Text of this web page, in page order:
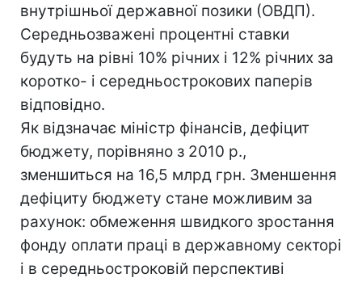
внутрішньої державної позики (ОВДП).
Середньозважені процентні ставки
будуть на рівні 10% річних і 12% річних за
коротко- і середньострокових паперів
відповідно.
Як відзначає міністр фінансів, дефіцит
бюджету, порівняно з 2010 р.,
зменшиться на 16,5 млрд грн. Зменшення
дефіциту бюджету стане можливим за
рахунок: обмеження швидкого зростання
фонду оплати праці в державному секторі
і в середньостроковій перспективі